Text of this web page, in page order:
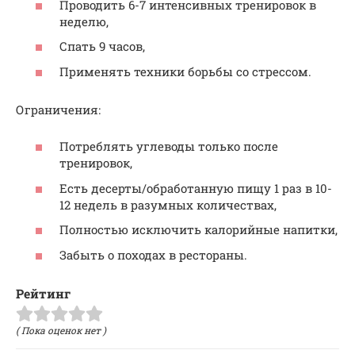
Проводить 6-7 интенсивных тренировок в
неделю,
Спать 9 часов,
Применять техники борьбы со стрессом.
Ограничения:
Потреблять углеводы только после
тренировок,
Есть десерты/обработанную пищу 1 раз в 10-
12 недель в разумных количествах,
Полностью исключить калорийные напитки,
Забыть о походах в рестораны.
Рейтинг
( Пока оценок нет )